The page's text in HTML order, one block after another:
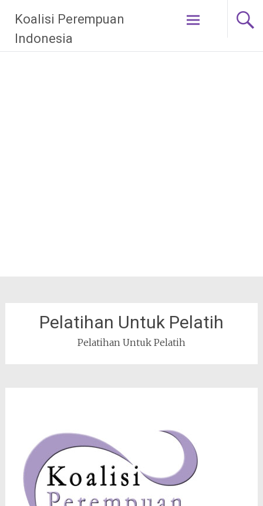
content
Koalisi Perempuan
Indonesia
Pelatihan Untuk Pelatih
Pelatihan Untuk Pelatih